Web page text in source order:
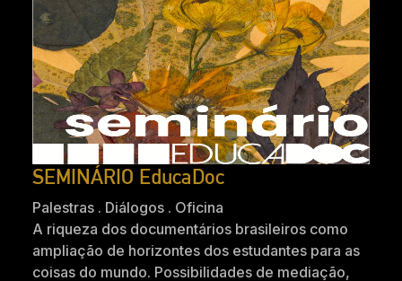
SEMINÁRIO EducaDoc
Palestras . Diálogos . Oficina
A riqueza dos documentários brasileiros como
ampliação de horizontes dos estudantes para as
coisas do mundo. Possibilidades de mediação,